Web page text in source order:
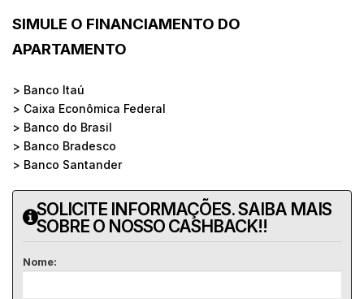
SIMULE O FINANCIAMENTO DO
APARTAMENTO
> Banco Itaú
> Caixa Econômica Federal
> Banco do Brasil
> Banco Bradesco
> Banco Santander
SOLICITE INFORMAÇÕES. SAIBA MAIS
SOBRE O NOSSO CASHBACK!!
Nome: